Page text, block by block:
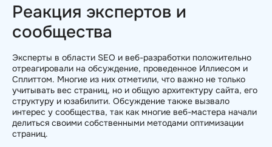
Реакция экспертов и
сообщества
Эксперты в области SEO и веб-разработки положительно
отреагировали на обсуждение, проведенное Иллиесом и
Сплиттом. Многие из них отметили, что важно не только
учитывать вес страниц, но и общую архитектуру сайта, его
структуру и юзабилити. Обсуждение также вызвало
интерес у сообщества, так как многие веб-мастера начали
делиться своими собственными методами оптимизации
страниц.